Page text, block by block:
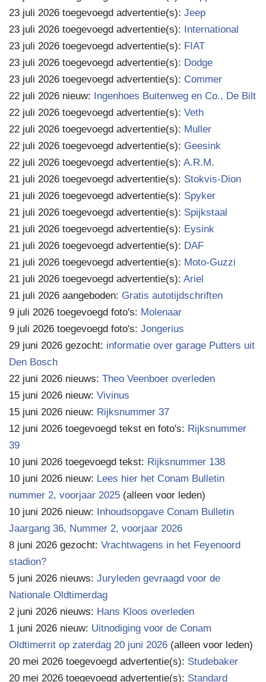
23 juli 2026 toegevoegd advertentie(s): Jeep
23 juli 2026 toegevoegd advertentie(s): International
23 juli 2026 toegevoegd advertentie(s): FIAT
23 juli 2026 toegevoegd advertentie(s): Dodge
23 juli 2026 toegevoegd advertentie(s): Commer
22 juli 2026 nieuw: Ingenhoes Buitenweg en Co., De Bilt
22 juli 2026 toegevoegd advertentie(s): Veth
22 juli 2026 toegevoegd advertentie(s): Muller
22 juli 2026 toegevoegd advertentie(s): Geesink
22 juli 2026 toegevoegd advertentie(s): A.R.M.
21 juli 2026 toegevoegd advertentie(s): Stokvis-Dion
21 juli 2026 toegevoegd advertentie(s): Spyker
21 juli 2026 toegevoegd advertentie(s): Spijkstaal
21 juli 2026 toegevoegd advertentie(s): Eysink
21 juli 2026 toegevoegd advertentie(s): DAF
21 juli 2026 toegevoegd advertentie(s): Moto-Guzzi
21 juli 2026 toegevoegd advertentie(s): Ariel
21 juli 2026 aangeboden: Gratis autotijdschriften
9 juli 2026 toegevoegd foto's: Molenaar
9 juli 2026 toegevoegd foto's: Jongerius
29 juni 2026 gezocht: informatie over garage Putters uit
Den Bosch
22 juni 2026 nieuws: Theo Veenboer overleden
15 juni 2026 nieuw: Vivinus
15 juni 2026 nieuw: Rijksnummer 37
12 juni 2026 toegevoegd tekst en foto's: Rijksnummer
39
10 juni 2026 toegevoegd tekst: Rijksnummer 138
10 juni 2026 nieuw: Lees hier het Conam Bulletin
nummer 2, voorjaar 2025 (alleen voor leden)
10 juni 2026 nieuw: Inhoudsopgave Conam Bulletin
Jaargang 36, Nummer 2, voorjaar 2026
8 juni 2026 gezocht: Vrachtwagens in het Feyenoord
stadion?
5 juni 2026 nieuws: Juryleden gevraagd voor de
Nationale Oldtimerdag
2 juni 2026 nieuws: Hans Kloos overleden
1 juni 2026 nieuw: Uitnodiging voor de Conam
Oldtimerrit op zaterdag 20 juni 2026 (alleen voor leden)
20 mei 2026 toegevoegd advertentie(s): Studebaker
20 mei 2026 toegevoegd advertentie(s): Standard